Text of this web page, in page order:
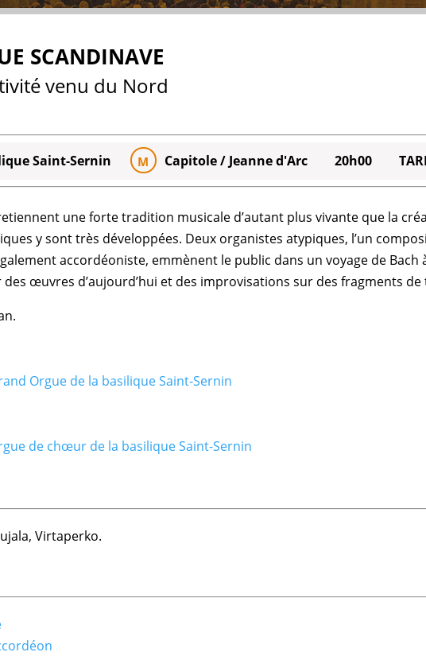
SCANDINAVE
venu du Nord
Saint-Sernin M Capitole / Jeanne d'Arc 20h00
une forte tradition musicale d’autant plus vivante que la
y sont très développées. Deux organistes atypiques, l’un
accordéoniste, emmènent le public dans un voyage de Bach
œuvres d’aujourd’hui et des improvisations sur des fragments
Orgue de la basilique Saint-Sernin
de chœur de la basilique Saint-Sernin
Virtaperko.